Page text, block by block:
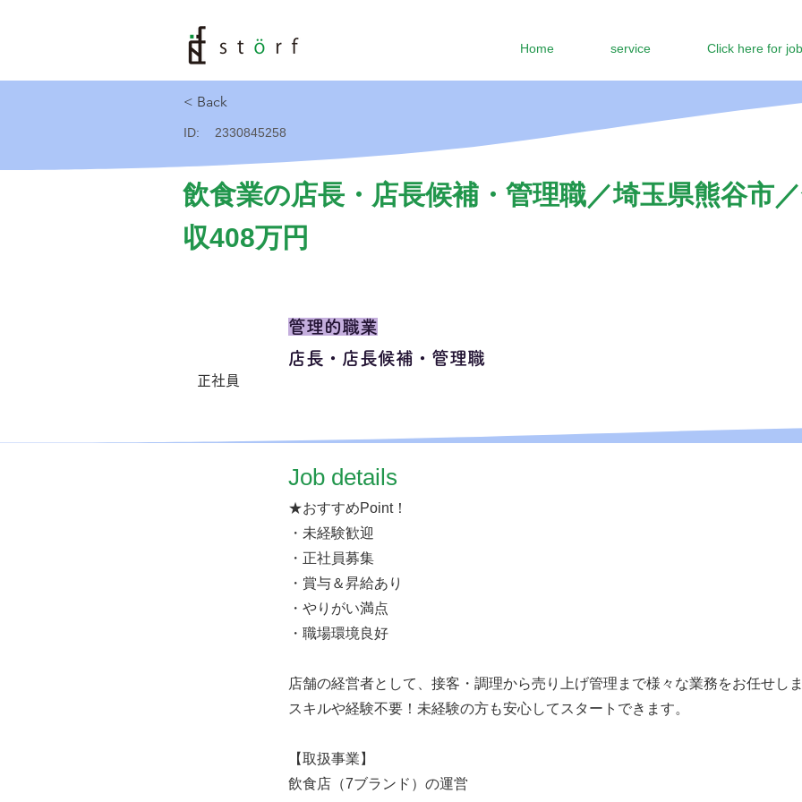
Home service Click here for
< Back
ID: 2330845258
飲食業の店長・店長候補・管理職／埼玉県熊谷市
収408万円
正社員
管理的職業
店長・店長候補・管理職
​Job details
★おすすめPoint！
・未経験歓迎
・正社員募集
・賞与＆昇給あり
・やりがい満点
・職場環境良好
店舗の経営者として、接客・調理から売り上げ管理まで様々な業務をお任せし
スキルや経験不要！未経験の方も安心してスタートできます。
【取扱事業】
飲食店（7ブランド）の運営